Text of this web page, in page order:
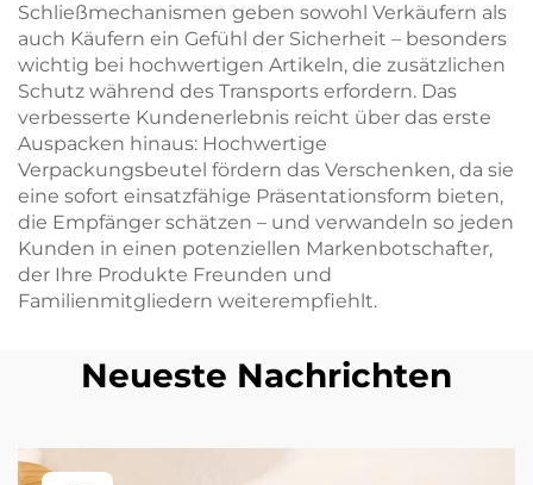
Schließmechanismen geben sowohl Verkäufern als
auch Käufern ein Gefühl der Sicherheit – besonders
wichtig bei hochwertigen Artikeln, die zusätzlichen
Schutz während des Transports erfordern. Das
verbesserte Kundenerlebnis reicht über das erste
Auspacken hinaus: Hochwertige
Verpackungsbeutel fördern das Verschenken, da sie
eine sofort einsatzfähige Präsentationsform bieten,
die Empfänger schätzen – und verwandeln so jeden
Kunden in einen potenziellen Markenbotschafter,
der Ihre Produkte Freunden und
Familienmitgliedern weiterempfiehlt.
Neueste Nachrichten